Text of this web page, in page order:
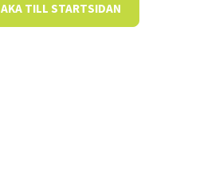
TILL STARTSIDAN